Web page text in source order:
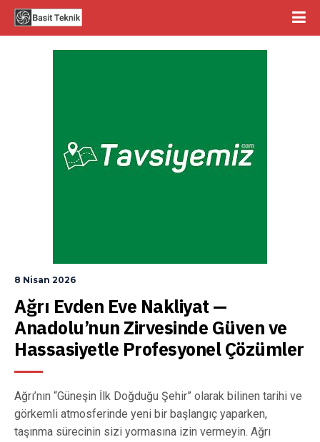
8 Nisan 2026
Ağrı Evden Eve Nakliyat —
Anadolu’nun Zirvesinde Güven ve
Hassasiyetle Profesyonel Çözümler
Ağrı’nın “Güneşin İlk Doğduğu Şehir” olarak bilinen tarihi ve
görkemli atmosferinde yeni bir başlangıç yaparken,
taşınma sürecinin sizi yormasına izin vermeyin. Ağrı